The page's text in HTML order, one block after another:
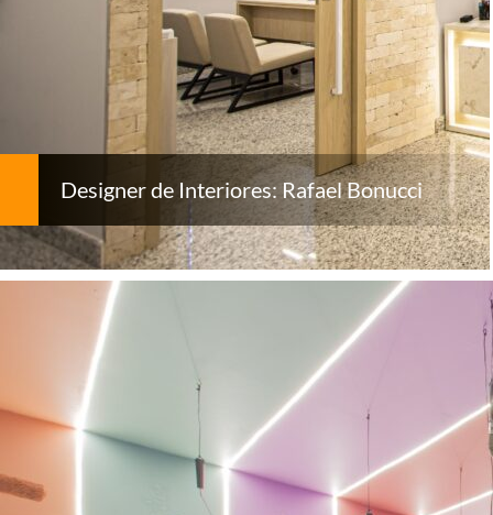
Designer de Interiores: Rafael Bonucci